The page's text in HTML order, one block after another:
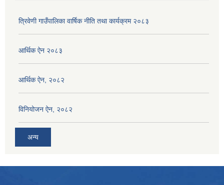
त्रिवेणी गाउँपालिका वार्षिक नीति तथा कार्यक्रम २०८३
आर्थिक ऐन २०८३
आर्थिक ऐन, २०८२
विनियोजन ऐन, २०८२
अन्य